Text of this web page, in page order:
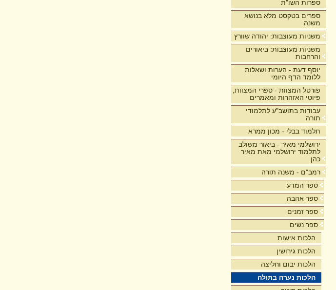
ספרות השו"ת
ספרים בטקסט מלא בנושא
משנה
משניות מעוצבות: יהודה שוורץ
משניות מעוצבות: ביאורים
והרחבות
יוסף דעת - הערות ושאלות
ללומד הדף היומי
פורטל המצוות - ספרי המצוות,
פיוטי האזהרות ומאמרים
עבודות בתושב"ע לתלמודי
תורה
תלמוד בבלי - מכון ממרא
ירושלמי מאיר - ביאור משולב
לתלמוד ירושלמי מאת מאיר
כהן
רמב"ם - משנה תורה
ספר המדע
ספר אהבה
ספר זמנים
ספר נשים
הלכות אישות
הלכות גירושין
הלכות יבום וחליצה
הלכות נערה בתולה